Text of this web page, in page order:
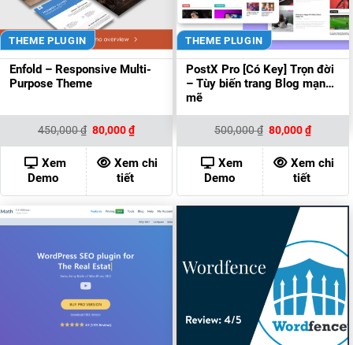
THEME PLUGIN
Enfold – Responsive Multi-
Purpose Theme
450,000₫ Giá
gốc
là:
450,000 ₫.
80,000₫Giá
hiện
tại
là:
80,000 ₫.
Xem
Demo
Xem chi
tiết
THEME PLUGIN
PostX Pro [Có Key] Trọn đời
– Tùy biến trang Blog mạnh
mẽ
500,000₫ Giá
gốc
là:
500,000 ₫.
80,000₫Giá
hiện
tại
là:
80,000
Xem
Demo
Xem chi
tiết